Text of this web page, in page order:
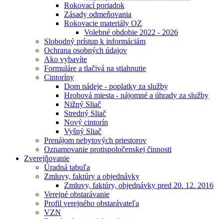
Rokovací poriadok
Zásady odmeňovania
Rokovacie materiály OZ
Volebné obdobie 2022 - 2026
Slobodný prístup k informáciám
Ochrana osobných údajov
Ako vybavíte
Formuláre a tlačivá na stiahnutie
Cintoríny
Dom nádeje - poplatky za služby
Hrobová miesta - nájomné a úhrady za služby
Nižný Sliač
Stredný Sliač
Nový cintorín
Vyšný Sliač
Prenájom nebytových priestorov
Oznamovanie protispoločenskej činnosti
Zverejňovanie
Úradná tabuľa
Zmluvy, faktúry a objednávky
Zmluvy, faktúry, objednávky pred 20. 12. 2016
Verejné obstarávanie
Profil verejného obstarávateľa
VZN